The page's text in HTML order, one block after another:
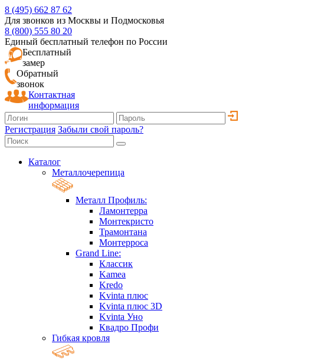
8 (495) 662 87 62
Для звонков из Москвы и Подмосковья
8 (800) 555 80 20
Единый бесплатный телефон по России
Бесплатный
замер
Обратный
звонок
Контактная
информация
Регистрация Забыли свой пароль?
Каталог
Металлочерепица
Металл Профиль:
Ламонтерра
Монтекристо
Трамонтана
Монтерроса
Grand Line:
Классик
Kamea
Kredo
Kvinta плюс
Kvinta плюс 3D
Kvinta Уно
Квадро Профи
Гибкая кровля